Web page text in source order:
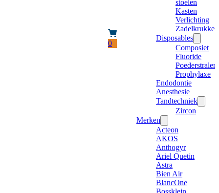
0
stoelen
Kasten
Verlichting
Zadelkrukken
Disposables
Composiet
Fluoride
Poederstraler
Prophylaxe
Endodontie
Anesthesie
Tandtechniek
Zircon
Merken
Acteon
AKOS
Anthogyr
Ariel Quetin
Astra
Bien Air
BlancOne
Bossklein